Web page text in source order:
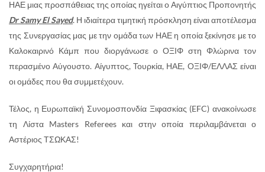
ΗΑΕ μιας προσπάθειας της οποίας ηγείται ο Αιγύπτιος Προπονητής
DrSamyElSayed. Η ιδιαίτερα τιμητική πρόσκληση είναι αποτέλεσμα
της Συνεργασίας μας με την ομάδα των ΗΑΕ η οποία ξεκίνησε με το
Καλοκαιρινό Κάμπ που διοργάνωσε ο ΟΞΙΦ στη Φλώρινα τον
περασμένο Αύγουστο. Αίγυπτος, Τουρκία, ΗΑΕ, ΟΞΙΦ/ΕΛΛΑΣ είναι
οι ομάδες που θα συμμετέχουν.
Τέλος, η Ευρωπαϊκή Συνομοσπονδία Ξιφασκίας (EFC) ανακοίνωσε
τη Λίστα Masters Referees και στην οποία περιλαμβάνεται ο
Αστέριος ΤΣΩΚΑΣ!
Συγχαρητήρια!